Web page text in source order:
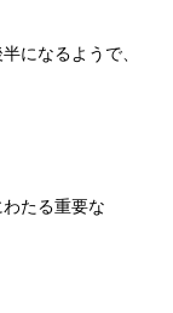
になるようで、
たる重要な